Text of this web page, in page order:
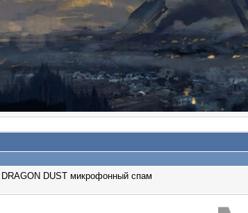
DRAGON DUST микрофонный спам